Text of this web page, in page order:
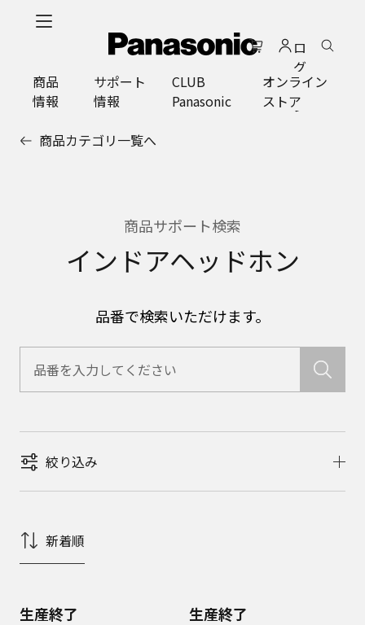
ロ
グ
イ
ン
商品
情報
サポート
情報
CLUB
Panasonic
オンライン
ストア
商品カテゴリ一覧へ
商品サポート検索
インドアヘッドホン
品番で検索いただけます。
絞り込み
新着順
生産終了 生産終了